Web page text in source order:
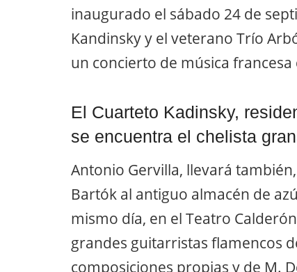
inaugurado el sábado 24 de
Kandinsky y el veterano Trío
un concierto de música
El Cuarteto Kadinsky,
se encuentra el chelista
Antonio Gervilla, llevará
Bartók al antiguo almacén de
mismo día, en el Teatro
grandes guitarristas flamencos
composiciones propias y de M.